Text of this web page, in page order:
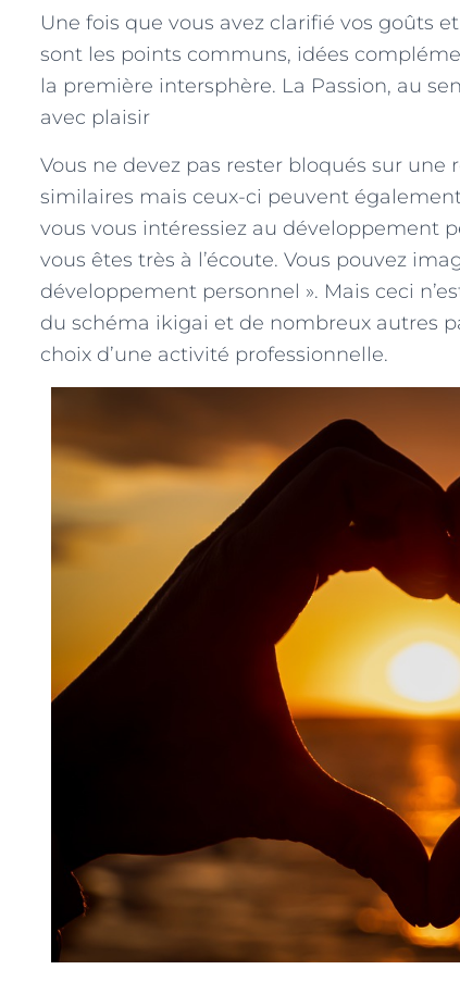
Une fois que vous avez clarifié vos goûts
sont les points communs, idées
la première intersphère. La Passion, au
avec plaisir
Vous ne devez pas rester bloqués sur
similaires mais ceux-ci peuvent
vous vous intéressiez au développement
vous êtes très à l’écoute. Vous pouvez
développement personnel ». Mais ceci
du schéma ikigai et de nombreux autres
choix d’une activité professionnelle.